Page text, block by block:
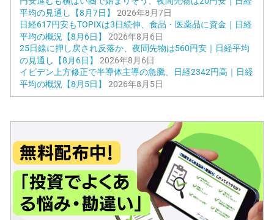
平均の見通し【8月7日】
2026年8月7日
日経617円安もTOPIXは3日続伸、食品・医薬品に資金｜日経
平均の概況【8月6日】
2026年8月6日
25日線に押し戻され反落か、夜間先物は560円安｜日経平均
の見通し【8月6日】
2026年8月6日
イビデン上方修正で半導体主導の急騰、日経2342円高｜日経
平均の概況【8月5日】
2026年8月5日